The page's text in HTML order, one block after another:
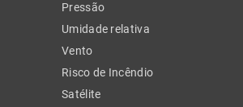
Pressão
Umidade relativa
Vento
Risco de Incêndio
Satélite